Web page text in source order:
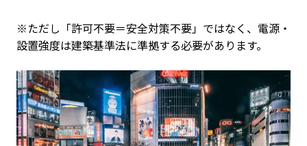
※ただし「許可不要＝安全対策不要」ではなく、電源・
設置強度は建築基準法に準拠する必要があります。